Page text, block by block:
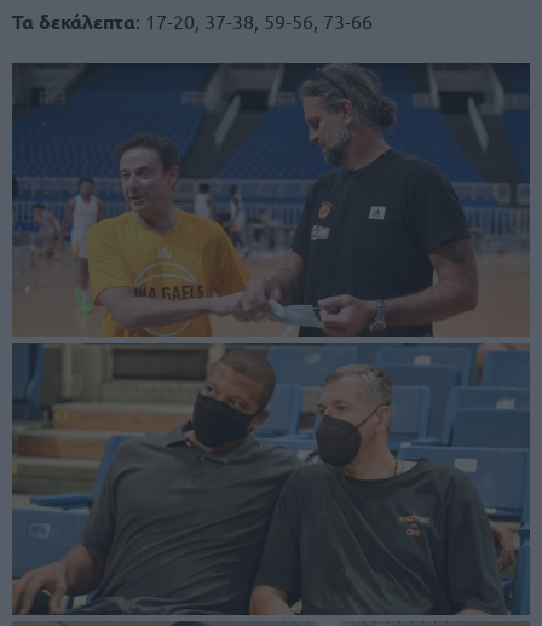
Τα δεκάλεπτα: 17-20, 37-38, 59-56, 73-66